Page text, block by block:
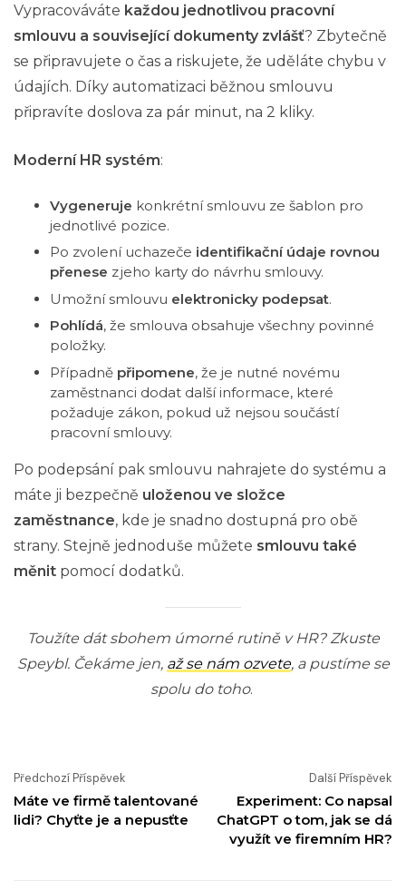
Vypracováváte každou jednotlivou pracovní
smlouvu a související dokumenty zvlášť? Zbytečně
se připravujete o čas a riskujete, že uděláte chybu v
údajích. Díky automatizaci běžnou smlouvu
připravíte doslova za pár minut, na 2 kliky.
Moderní HR systém:
Vygeneruje konkrétní smlouvu ze šablon pro
jednotlivé pozice.
Po zvolení uchazeče identifikační údaje rovnou
přenese z jeho karty do návrhu smlouvy.
Umožní smlouvu elektronicky podepsat.
Pohlídá, že smlouva obsahuje všechny povinné
položky.
Případně připomene, že je nutné novému
zaměstnanci dodat další informace, které
požaduje zákon, pokud už nejsou součástí
pracovní smlouvy.
Po podepsání pak smlouvu nahrajete do systému a
máte ji bezpečně uloženou ve složce
zaměstnance, kde je snadno dostupná pro obě
strany. Stejně jednoduše můžete smlouvu také
měnit pomocí dodatků.
Toužíte dát sbohem úmorné rutině v HR? Zkuste
Speybl. Čekáme jen, až se nám ozvete, a pustíme se
spolu do toho.
Předchozí Příspěvek
Máte ve firmě talentované
lidi? Chyťte je a nepusťte
Další Příspěvek
Experiment: Co napsal
ChatGPT o tom, jak se dá
využít ve firemním HR?